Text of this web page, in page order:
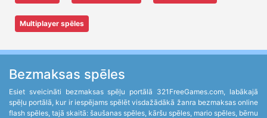
Multiplayer spēles
Bezmaksas spēles
Esiet sveicināti bezmaksas spēļu portālā 321FreeGames.com, labākajā
spēļu portālā, kur ir iespējams spēlēt visdažādākā žanra bezmaksas online
flash spēles, tajā skaitā: šaušanas spēles, kāršu spēles, mario spēles, bērnu